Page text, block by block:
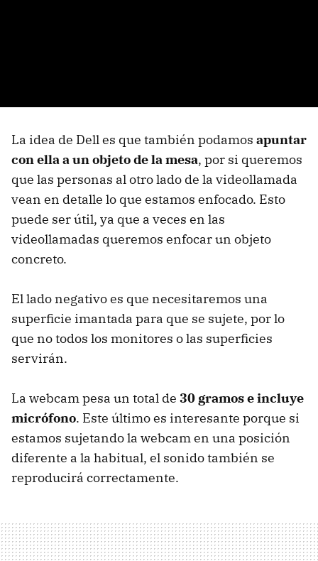
La idea de Dell es que también podamos apuntar
con ella a un objeto de la mesa, por si queremos
que las personas al otro lado de la videollamada
vean en detalle lo que estamos enfocado. Esto
puede ser útil, ya que a veces en las
videollamadas queremos enfocar un objeto
concreto.
El lado negativo es que necesitaremos una
superficie imantada para que se sujete, por lo
que no todos los monitores o las superficies
servirán.
La webcam pesa un total de 30 gramos e incluye
micrófono. Este último es interesante porque si
estamos sujetando la webcam en una posición
diferente a la habitual, el sonido también se
reproducirá correctamente.